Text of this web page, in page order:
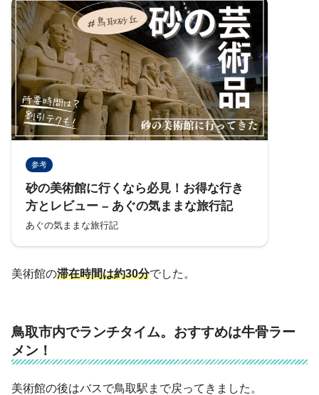
参考
砂の美術館に行くなら必見！お得な行き
方とレビュー – あぐの気ままな旅行記
あぐの気ままな旅行記
美術館の滞在時間は約30分でした。
鳥取市内でランチタイム。おすすめは牛骨ラー
メン！
美術館の後はバスで鳥取駅まで戻ってきました。